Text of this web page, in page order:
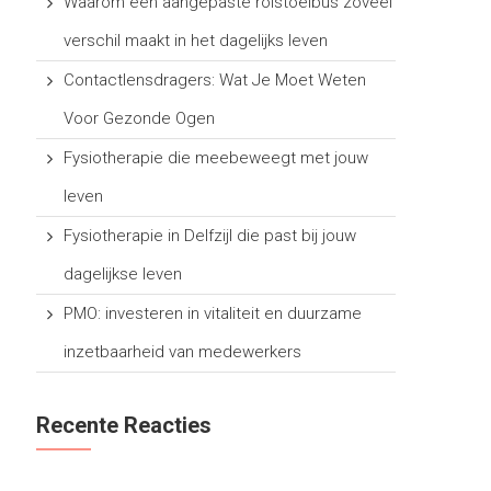
verschil maakt in het dagelijks leven
Contactlensdragers: Wat Je Moet Weten
Voor Gezonde Ogen
Fysiotherapie die meebeweegt met jouw
leven
Fysiotherapie in Delfzijl die past bij jouw
dagelijkse leven
PMO: investeren in vitaliteit en duurzame
inzetbaarheid van medewerkers
Recente Reacties